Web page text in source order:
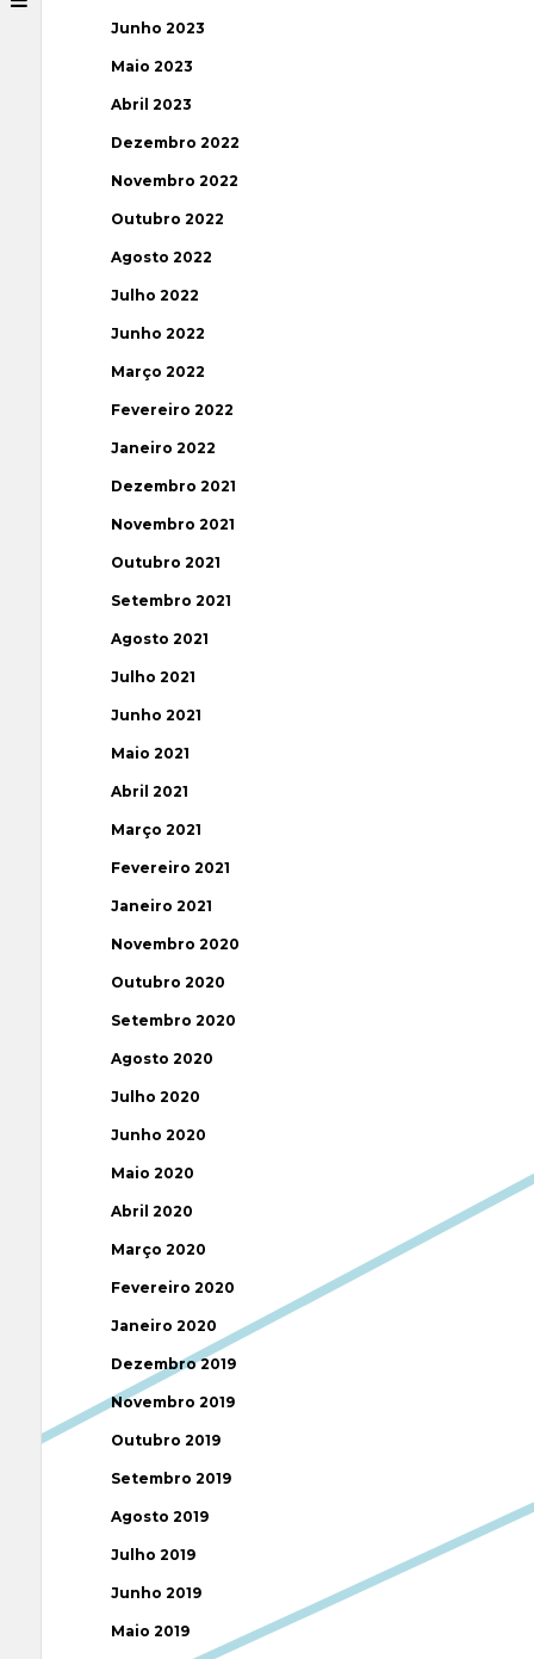
Junho 2023
Maio 2023
Abril 2023
Dezembro 2022
Novembro 2022
Outubro 2022
Agosto 2022
Julho 2022
Junho 2022
Março 2022
Fevereiro 2022
Janeiro 2022
Dezembro 2021
Novembro 2021
Outubro 2021
Setembro 2021
Agosto 2021
Julho 2021
Junho 2021
Maio 2021
Abril 2021
Março 2021
Fevereiro 2021
Janeiro 2021
Novembro 2020
Outubro 2020
Setembro 2020
Agosto 2020
Julho 2020
Junho 2020
Maio 2020
Abril 2020
Março 2020
Fevereiro 2020
Janeiro 2020
Dezembro 2019
Novembro 2019
Outubro 2019
Setembro 2019
Agosto 2019
Julho 2019
Junho 2019
Maio 2019